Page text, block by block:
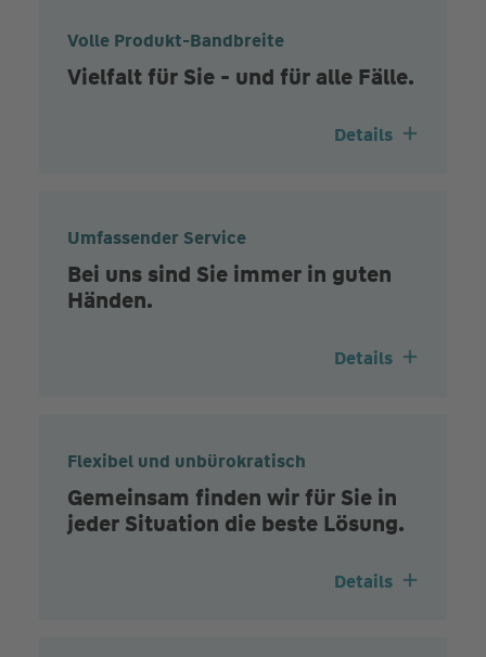
Volle Produkt-Bandbreite
Vielfalt für Sie - und für alle Fälle.
Details
Umfassender Service
Bei uns sind Sie immer in guten
Händen.
Details
Flexibel und unbürokratisch
Gemeinsam finden wir für Sie in
jeder Situation die beste Lösung.
Details